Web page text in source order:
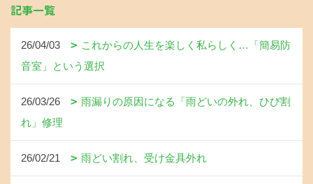
記事一覧
26/04/03
これからの人生を楽しく私らしく…「簡易防
音室」という選択
26/03/26
雨漏りの原因になる「雨どいの外れ、ひび割
れ」修理
26/02/21 雨どい割れ、受け金具外れ